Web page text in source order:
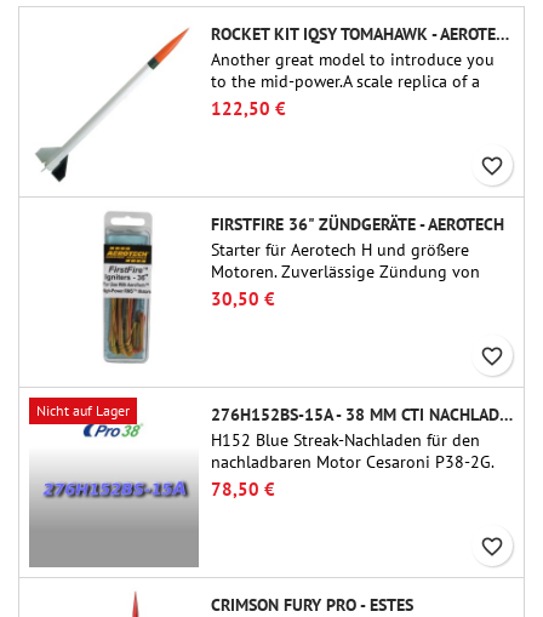
ROCKET KIT IQSY TOMAHAWK - AEROTECH
Another great model to introduce you
to the mid-power.A scale replica of a
famous sounding rocket, small in size
and peefect to move to higher-level kits.
122,50 €
favorite_border
FIRSTFIRE 36" ZÜNDGERÄTE - AEROTECH
Starter für Aerotech H und größere
Motoren. Zuverlässige Zündung von
Motoren bis zu 91 cm Länge.
30,50 €
favorite_border
Nicht auf Lager
276H152BS-15A - 38 MM CTI NACHLADEN
H152 Blue Streak-Nachladen für den
nachladbaren Motor Cesaroni P38-2G.
Die Verzögerung von 15 Sekunden ist
über das ProDAT 38-Tool einstellbar.
78,50 €
favorite_border
CRIMSON FURY PRO - ESTES